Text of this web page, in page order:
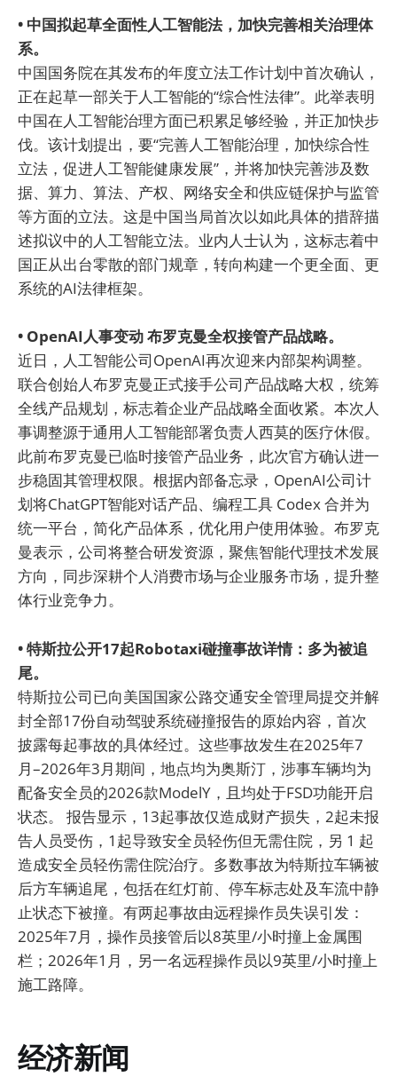
• 中国拟起草全面性人工智能法，加快完善相关治理体
系。
中国国务院在其发布的年度立法工作计划中首次确认，
正在起草一部关于人工智能的“综合性法律”。此举表明
中国在人工智能治理方面已积累足够经验，并正加快步
伐。该计划提出，要“完善人工智能治理，加快综合性
立法，促进人工智能健康发展”，并将加快完善涉及数
据、算力、算法、产权、网络安全和供应链保护与监管
等方面的立法。这是中国当局首次以如此具体的措辞描
述拟议中的人工智能立法。业内人士认为，这标志着中
国正从出台零散的部门规章，转向构建一个更全面、更
系统的AI法律框架。
• OpenAI人事变动 布罗克曼全权接管产品战略。
近日，人工智能公司OpenAI再次迎来内部架构调整。
联合创始人布罗克曼正式接手公司产品战略大权，统筹
全线产品规划，标志着企业产品战略全面收紧。本次人
事调整源于通用人工智能部署负责人西莫的医疗休假。
此前布罗克曼已临时接管产品业务，此次官方确认进一
步稳固其管理权限。根据内部备忘录，OpenAI公司计
划将ChatGPT智能对话产品、编程工具 Codex 合并为
统一平台，简化产品体系，优化用户使用体验。布罗克
曼表示，公司将整合研发资源，聚焦智能代理技术发展
方向，同步深耕个人消费市场与企业服务市场，提升整
体行业竞争力。
• 特斯拉公开17起Robotaxi碰撞事故详情：多为被追
尾。
特斯拉公司已向美国国家公路交通安全管理局提交并解
封全部17份自动驾驶系统碰撞报告的原始内容，首次
披露每起事故的具体经过。这些事故发生在2025年7
月–2026年3月期间，地点均为奥斯汀，涉事车辆均为
配备安全员的2026款ModelY，且均处于FSD功能开启
状态。 报告显示，13起事故仅造成财产损失，2起未报
告人员受伤，1起导致安全员轻伤但无需住院，另 1 起
造成安全员轻伤需住院治疗。多数事故为特斯拉车辆被
后方车辆追尾，包括在红灯前、停车标志处及车流中静
止状态下被撞。有两起事故由远程操作员失误引发：
2025年7月，操作员接管后以8英里/小时撞上金属围
栏；2026年1月，另一名远程操作员以9英里/小时撞上
施工路障。
经济新闻